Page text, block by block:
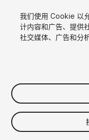
$5
增值税将在结算时计算
我们使用 Cookie 以
计内容和广告、提供
社交媒体、广告和分